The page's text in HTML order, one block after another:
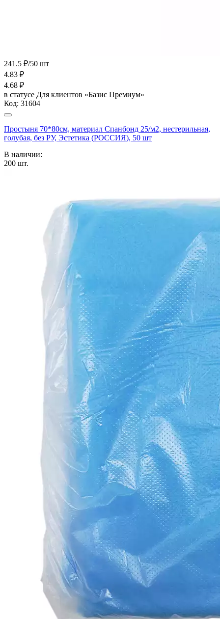
241.5 ₽/50 шт
4.83 ₽
4.68 ₽
в статусе Для клиентов «Базис Премиум»
Код: 31604
Простыня 70*80см, материал Спанбонд 25/м2, нестерильная,
голубая, без РУ, Эстетика (РОССИЯ), 50 шт
В наличии:
200 шт.